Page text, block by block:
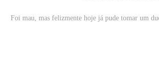
Foi mau, mas felizmente hoje já pude tomar um